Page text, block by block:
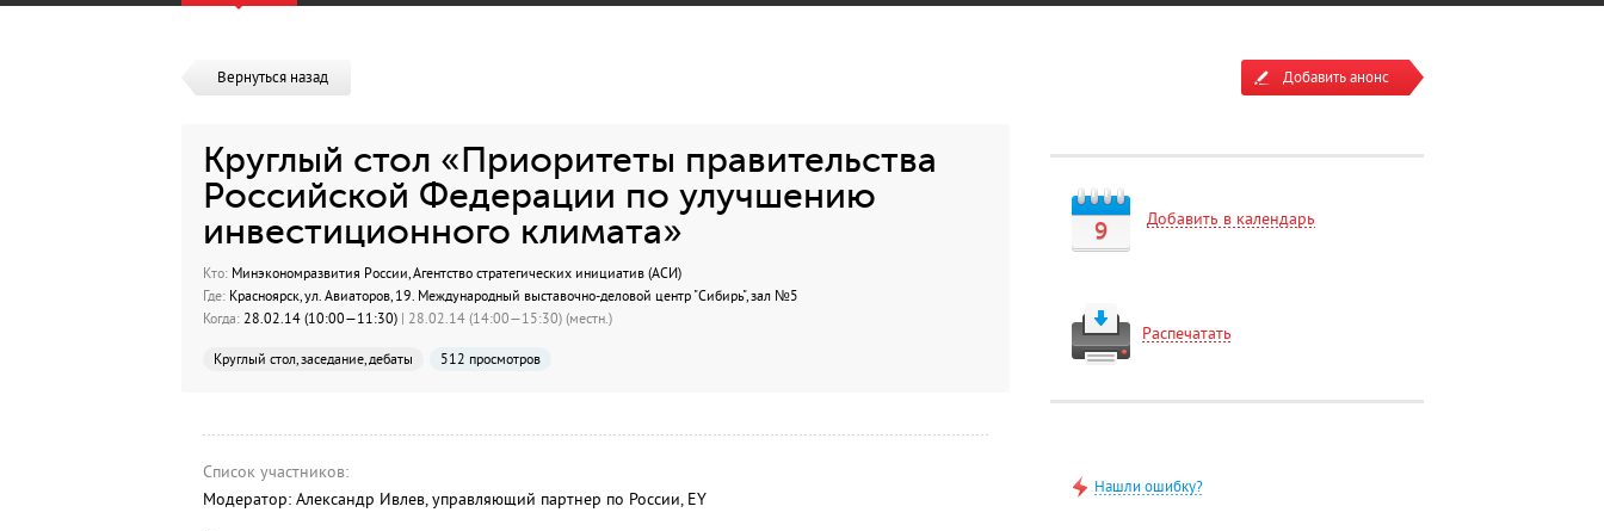
Вернуться назад
Круглый стол «Приоритеты правительства
Российской Федерации по улучшению
инвестиционного климата»
Кто:Минэкономразвития России, Агентство стратегических инициатив (АСИ)
Где:Красноярск, ул. Авиаторов, 19. Международный выставочно-деловой центр "Сибирь", зал №5
Когда:28.02.14 (10:00—11:30) | 28.02.14 (14:00—15:30) (местн.)
Круглый стол, заседание, дебаты 512 просмотров
Список участников:
Модератор: Александр Ивлев, управляющий партнер по России, EY
Добавить анонс
9 Добавить в календарь
Распечатать
Нашли ошибку?